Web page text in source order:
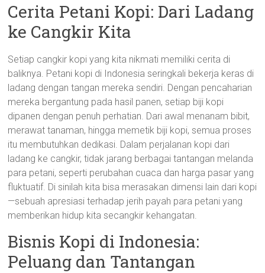
Cerita Petani Kopi: Dari Ladang
ke Cangkir Kita
Setiap cangkir kopi yang kita nikmati memiliki cerita di
baliknya. Petani kopi di Indonesia seringkali bekerja keras di
ladang dengan tangan mereka sendiri. Dengan pencaharian
mereka bergantung pada hasil panen, setiap biji kopi
dipanen dengan penuh perhatian. Dari awal menanam bibit,
merawat tanaman, hingga memetik biji kopi, semua proses
itu membutuhkan dedikasi. Dalam perjalanan kopi dari
ladang ke cangkir, tidak jarang berbagai tantangan melanda
para petani, seperti perubahan cuaca dan harga pasar yang
fluktuatif. Di sinilah kita bisa merasakan dimensi lain dari kopi
—sebuah apresiasi terhadap jerih payah para petani yang
memberikan hidup kita secangkir kehangatan.
Bisnis Kopi di Indonesia:
Peluang dan Tantangan